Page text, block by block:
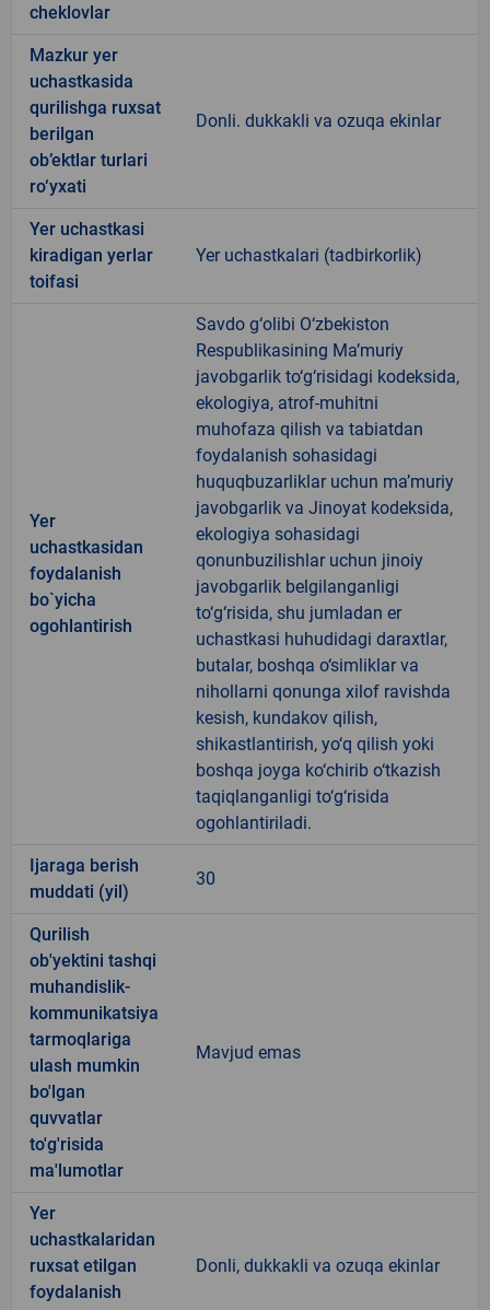
cheklovlar
Mazkur yer
uchastkasida
qurilishga ruxsat
berilgan
ob’ektlar turlari
ro‘yxati
Donli. dukkakli va ozuqa ekinlar
Yer uchastkasi
kiradigan yerlar
toifasi
Yer uchastkalari (tadbirkorlik)
Yer
uchastkasidan
foydalanish
bo`yicha
ogohlantirish
Savdo g‘olibi O‘zbekiston
Respublikasining Ma’muriy
javobgarlik to‘g‘risidagi kodeksida,
ekologiya, atrof-muhitni
muhofaza qilish va tabiatdan
foydalanish sohasidagi
huquqbuzarliklar uchun ma’muriy
javobgarlik va Jinoyat kodeksida,
ekologiya sohasidagi
qonunbuzilishlar uchun jinoiy
javobgarlik belgilanganligi
to‘g‘risida, shu jumladan er
uchastkasi huhudidagi daraxtlar,
butalar, boshqa o‘simliklar va
nihollarni qonunga xilof ravishda
kesish, kundakov qilish,
shikastlantirish, yo‘q qilish yoki
boshqa joyga ko‘chirib o‘tkazish
taqiqlanganligi to‘g‘risida
ogohlantiriladi.
Ijaraga berish
muddati (yil)
30
Qurilish
ob'yektini tashqi
muhandislik-
kommunikatsiya
tarmoqlariga
ulash mumkin
bo'lgan
quvvatlar
to'g'risida
ma'lumotlar
Mavjud emas
Yer
uchastkalaridan
ruxsat etilgan
foydalanish
Donli, dukkakli va ozuqa ekinlar